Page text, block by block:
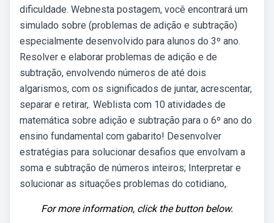
dificuldade. Webnesta postagem, você encontrará um
simulado sobre (problemas de adição e subtração)
especialmente desenvolvido para alunos do 3º ano.
Resolver e elaborar problemas de adição e de
subtração, envolvendo números de até dois
algarismos, com os significados de juntar, acrescentar,
separar e retirar,. Weblista com 10 atividades de
matemática sobre adição e subtração para o 6º ano do
ensino fundamental com gabarito! Desenvolver
estratégias para solucionar desafios que envolvam a
soma e subtração de números inteiros; Interpretar e
solucionar as situações problemas do cotidiano,.
For more information, click the button below.